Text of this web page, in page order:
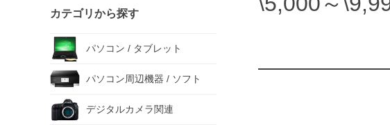
カテゴリから探す
パソコン / タブレット
パソコン周辺機器 / ソフト
デジタルカメラ関連